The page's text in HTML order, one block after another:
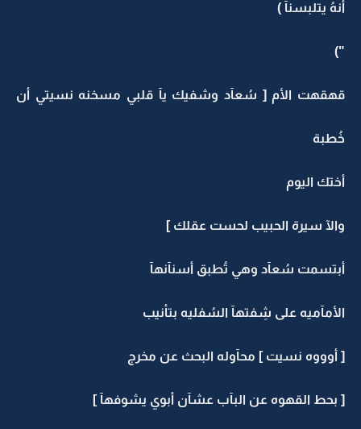
أنهُ يتلبسنآ )
")
قهقهت الأم [ سُعآد وشفيك يآ قلبي مسخنه نسيتي أن
خُطبة
أختك اليوم
والآ سيرة الحبيب لحست عقلك ]
أبتسمت سُعآد وهي تُطبق أسنآنهآ
الأمآميه على شِفتهآ السُفليه بتأنيب
[ أوووه نسيت ] محآوله البحث عن مخرج
[ بحط القهوه عن البآب عشآن أبوي يشوفهآ ]